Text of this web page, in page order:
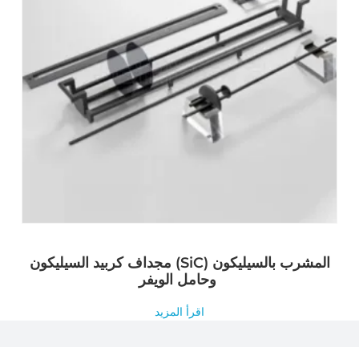
مجداف كربيد السيليكون (SiC) المشرب بالسيليكون
اقرأ المزيد